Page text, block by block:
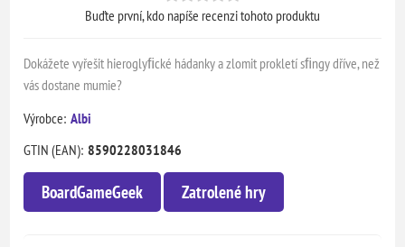
Buďte první, kdo napíše recenzi tohoto produktu
Dokážete vyřešit hieroglyﬁcké hádanky a zlomit prokletí sﬁngy dříve, než
vás dostane mumie?
Výrobce: Albi
GTIN (EAN): 8590228031846
BoardGameGeek Zatrolené hry